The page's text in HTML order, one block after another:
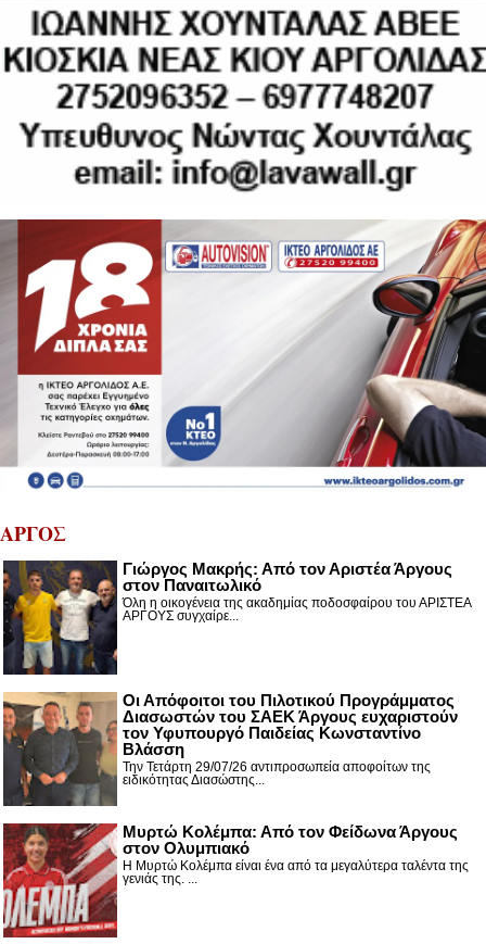
ΑΡΓΟΣ
Γιώργος Μακρής: Από τον Αριστέα Άργους
στον Παναιτωλικό
Όλη η οικογένεια της ακαδημίας ποδοσφαίρου του ΑΡΙΣΤΕΑ
ΑΡΓΟΥΣ συγχαίρε...
Οι Απόφοιτοι του Πιλοτικού Προγράμματος
Διασωστών του ΣΑΕΚ Άργους ευχαριστούν
τον Υφυπουργό Παιδείας Κωνσταντίνο
Βλάσση
Την Τετάρτη 29/07/26 αντιπροσωπεία αποφοίτων της
ειδικότητας Διασώστης...
Μυρτώ Κολέμπα: Από τον Φείδωνα Άργους
στον Ολυμπιακό
Η Μυρτώ Κολέμπα είναι ένα από τα μεγαλύτερα ταλέντα της
γενιάς της. ...